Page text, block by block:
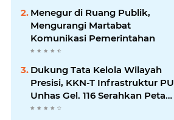
Menegur di Ruang Publik,
Mengurangi Martabat
Komunikasi Pemerintahan
Dukung Tata Kelola Wilayah
Presisi, KKN-T Infrastruktur PU
Unhas Gel. 116 Serahkan Peta
Batas Dusun Berbasis GIS ke